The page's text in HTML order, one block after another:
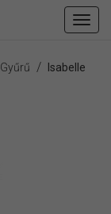
Gyűrű /
Isabelle